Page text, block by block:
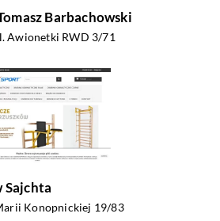
Barbachowski
Awionetki RWD 3/71
Sajchta
Konopnickiej 19/83